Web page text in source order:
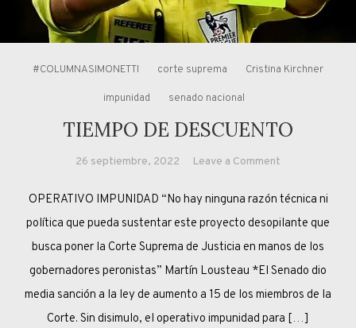
#COLUMNASIMONETTI corte suprema Cristina Kirchner
impunidad senado nacional
TIEMPO DE DESCUENTO
26 septiembre, 2022 Leave a Comment
DE
DESCUENTO
OPERATIVO IMPUNIDAD “No hay ninguna razón técnica ni
política que pueda sustentar este proyecto desopilante que
busca poner la Corte Suprema de Justicia en manos de los
gobernadores peronistas” Martín Lousteau *El Senado dio
media sanción a la ley de aumento a 15 de los miembros de la
Corte. Sin disimulo, el operativo impunidad para […]